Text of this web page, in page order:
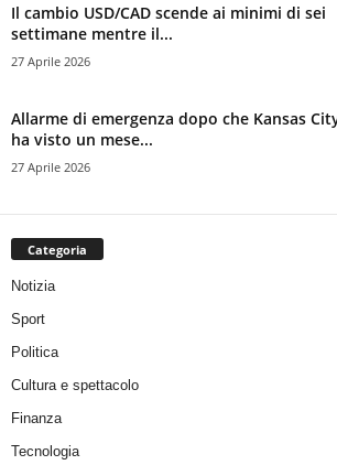
Il cambio USD/CAD scende ai minimi di sei
settimane mentre il...
27 Aprile 2026
Allarme di emergenza dopo che Kansas
ha visto un mese...
27 Aprile 2026
Categoria
Notizia
Sport
Politica
Cultura e spettacolo
Finanza
Tecnologia